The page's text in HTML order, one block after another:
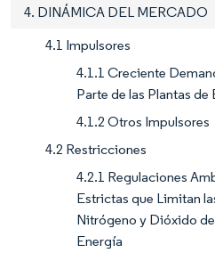
4. DINÁMICA DEL MERCADO
4.1 Impulsores
4.1.1 Creciente
Parte de las Plantas de
4.1.2 Otros Impulsores
4.2 Restricciones
4.2.1 Regulaciones
Estrictas que Limitan
Nitrógeno y Dióxido
Energía